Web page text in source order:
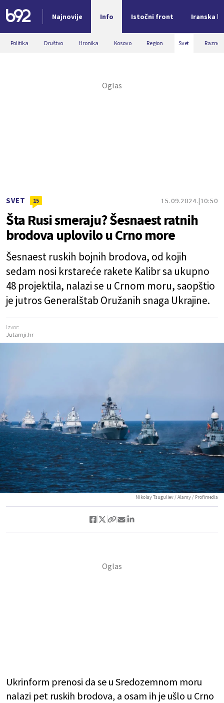
Najnovije Info Istočni front Iranska
Nova vest
Politika Društvo Hronika Kosovo Region Svet Razno
SVET 15 15.09.2024. 10:50
Šta Rusi smeraju? Šesnaest ratnih
brodova uplovilo u Crno more
Šesnaest ruskih bojnih brodova, od kojih
sedam nosi krstareće rakete Kalibr sa ukupno
48 projektila, nalazi se u Crnom moru, saopštio
je jutros Generalštab Oružanih snaga Ukrajine.
Izvor:
Jutarnji.hr
Nikolay Tsuguliev / Alamy / Profimedia
Ukrinform prenosi da se u Sredozemnom moru
nalazi pet ruskih brodova, a osam ih je ušlo u Crno